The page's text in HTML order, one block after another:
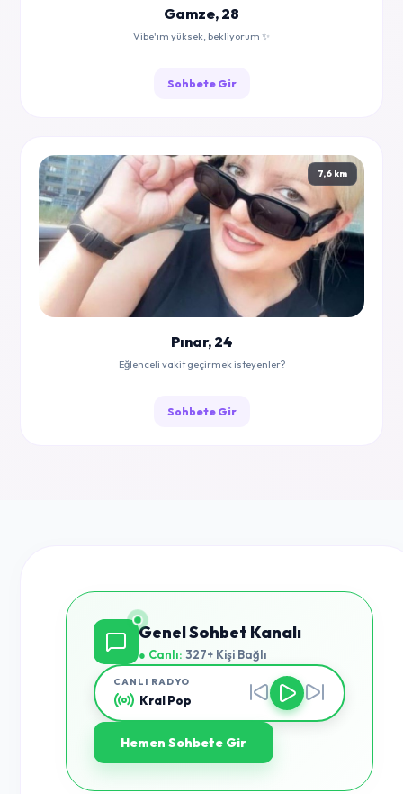
Gamze, 28
Vibe'ım yüksek, bekliyorum ✨
Sohbete Gir
7,6 km
Pınar, 24
Eğlenceli vakit geçirmek isteyenler?
Sohbete Gir
Genel Sohbet Kanalı
● Canlı: 327+ Kişi Bağlı
CANLI RADYO
Kral Pop
Hemen Sohbete Gir